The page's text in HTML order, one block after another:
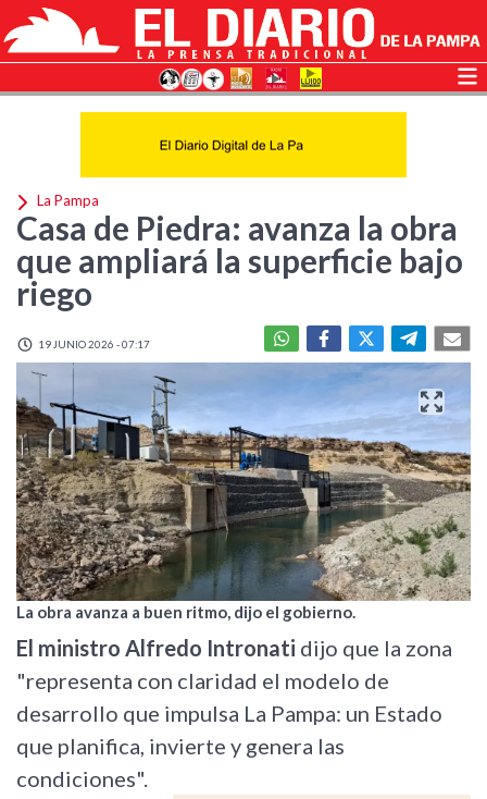
La Pampa
Casa de Piedra: avanza la obra
que ampliará la superficie bajo
riego
19 JUNIO 2026 - 07:17
La obra avanza a buen ritmo, dijo el gobierno.
El ministro Alfredo Intronati dijo que la zona
"representa con claridad el modelo de
desarrollo que impulsa La Pampa: un Estado
que planifica, invierte y genera las
condiciones".